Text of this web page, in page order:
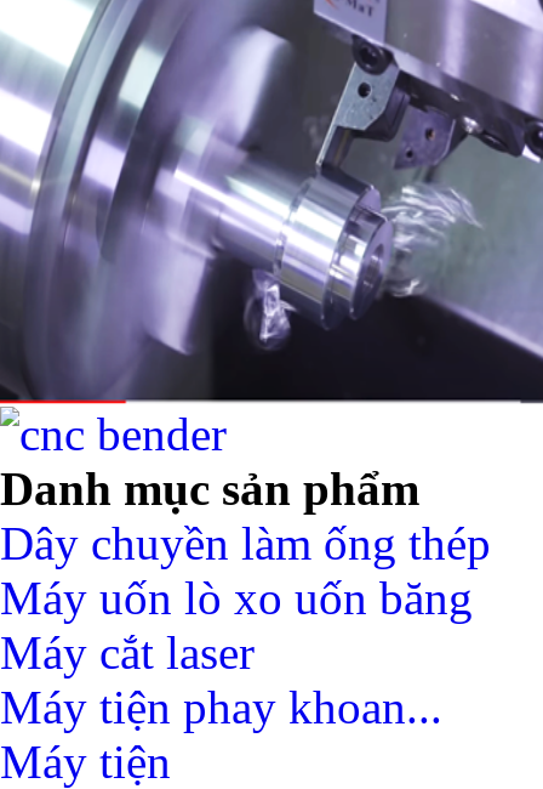
Danh mục sản phẩm
Dây chuyền làm ống thép
Máy uốn lò xo uốn băng
Máy cắt laser
Máy tiện phay khoan...
Máy tiện